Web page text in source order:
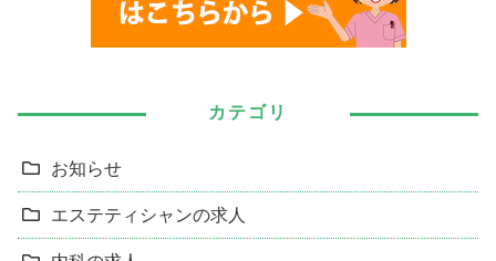
カテゴリ
お知らせ
エステティシャンの求人